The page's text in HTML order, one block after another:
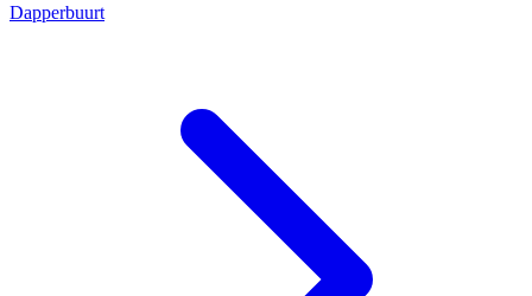
Dapperbuurt